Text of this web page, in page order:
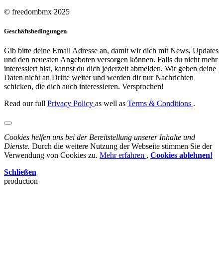
© freedombmx 2025
Geschäftsbedingungen
Gib bitte deine Email Adresse an, damit wir dich mit News, Updates
und den neuesten Angeboten versorgen können. Falls du nicht mehr
interessiert bist, kannst du dich jederzeit abmelden. Wir geben deine
Daten nicht an Dritte weiter und werden dir nur Nachrichten
schicken, die dich auch interessieren. Versprochen!
Read our full Privacy Policy as well as Terms & Conditions .
Cookies helfen uns bei der Bereitstellung unserer Inhalte und
Dienste. Durch die weitere Nutzung der Webseite stimmen Sie der
Verwendung von Cookies zu. Mehr erfahren , Cookies ablehnen!
Schließen
production